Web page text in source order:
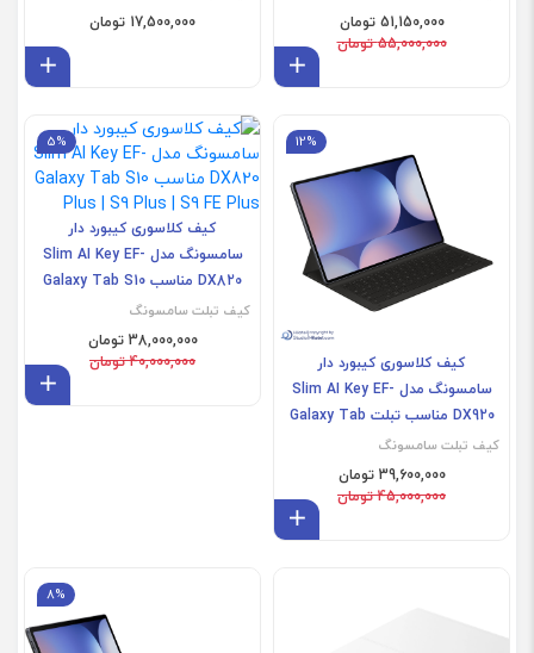
51,150,000 تومان
55,000,000 تومان
17,500,000 تومان
12%
کیف کلاسوری کیبورد دار
سامسونگ مدل Slim AI Key EF-
DX920 مناسب تبلت Galaxy Tab
S10 Ultra | S9 Ultra
کیف تبلت سامسونگ
39,600,000 تومان
45,000,000 تومان
5%
کیف کلاسوری کیبورد دار
سامسونگ مدل Slim AI Key EF-
DX820 مناسب Galaxy Tab S10
Plus | S9 Plus | S9 FE Plus
کیف تبلت سامسونگ
38,000,000 تومان
40,000,000 تومان
8%